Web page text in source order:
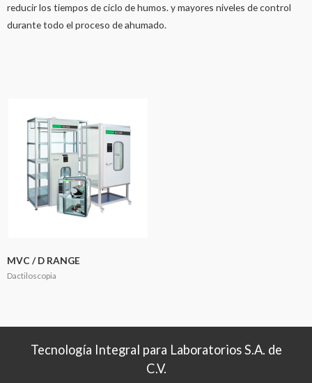
reducir los tiempos de ciclo de humos. y mayores niveles de control
durante todo el proceso de ahumado.
MVC / D RANGE
Dactiloscopia
Tecnología Integral para Laboratorios S.A. de
C.V.